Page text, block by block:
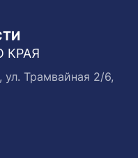
КРАЯ
ул. Трамвайная 2/6,